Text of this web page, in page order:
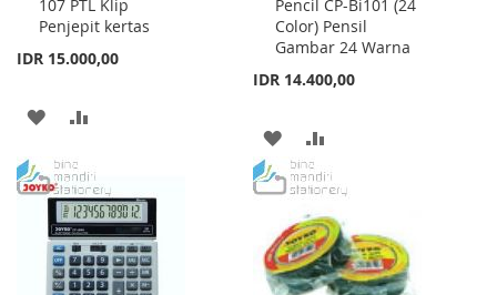
107 PTL Klip
Penjepit kertas
IDR 15.000,00
to
Cart
ADD
WISH
LIST
COMPARE
Pencil CP-Bi101 (24
Color) Pensil
Gambar 24 Warna
IDR 14.400,00
to
Cart
ADD
TO
WISH
LIST
TO
COMPARE